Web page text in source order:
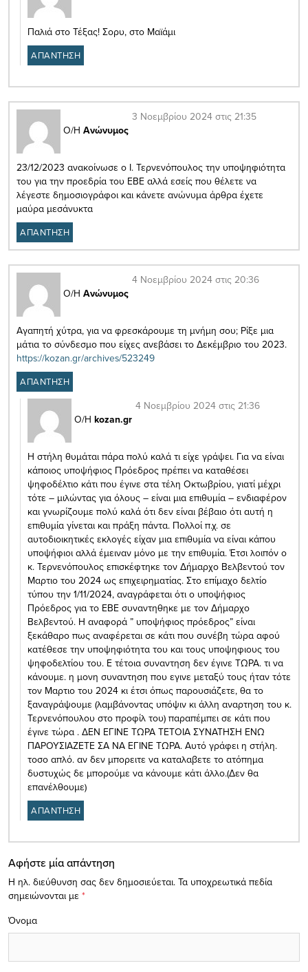
Παλιά στο Τέξας! Σορυ, στο Μαϊάμι
ΑΠΑΝΤΗΣΗ
Ο/Η Ανώνυμος
3 Νοεμβρίου 2024 στις 21:35
23/12/2023 ανακοίνωσε ο Ι. Τερνενόπουλος την υποψηφιότητα
του για την προεδρία του ΕΒΕ αλλά εσείς που θέλετε να
λέγεστε δημοσιογράφοι και κάνετε ανώνυμα άρθρα έχετε
μαύρα μεσάνυκτα
ΑΠΑΝΤΗΣΗ
Ο/Η Ανώνυμος
4 Νοεμβρίου 2024 στις 20:36
Αγαπητή χύτρα, για να φρεσκάρουμε τη μνήμη σου; Ρίξε μια
μάτια το σύνδεσμο που είχες ανεβάσει το Δεκέμβριο του 2023.
https://kozan.gr/archives/523249
ΑΠΑΝΤΗΣΗ
Ο/Η kozan.gr
4 Νοεμβρίου 2024 στις 21:36
Η στήλη θυμάται πάρα πολύ καλά τι είχε γράψει. Για να είναι
κάποιος υποψήφιος Πρόεδρος πρέπει να καταθέσει
ψηφοδέλτιο κάτι που έγινε στα τέλη Οκτωβρίου, γιατί μέχρι
τότε – μιλώντας για όλους – είναι μια επιθυμία – ενδιαφέρον
και γνωρίζουμε πολύ καλά ότι δεν είναι βέβαιο ότι αυτή η
επιθυμία γίνεται και πράξη πάντα. Πολλοί π.χ. σε
αυτοδιοικητικές εκλογές είχαν μια επιθυμία να είναι κάπου
υποψήφιοι αλλά έμειναν μόνο με την επιθυμία. Έτσι λοιπόν ο
κ. Τερνενόπουλος επισκέφτηκε τον Δήμαρχο Βελβεντού τον
Μαρτιο του 2024 ως επιχειρηματίας. Στο επίμαχο δελτίο
τύπου την 1/11/2024, αναγράφεται ότι ο υποψήφιος
Πρόεδρος για το ΕΒΕ συναντηθηκε με τον Δήμαρχο
Βελβεντού. Η αναφορά ” υποψήφιος πρόεδρος” είναι
ξεκάθαρο πως αναφέρεται σε κάτι που συνέβη τώρα αφού
κατέθεσε την υποψηφιότητα του και τους υποψηφιους του
ψηφοδελτίου του. Ε τέτοια συναντηση δεν έγινε ΤΩΡΑ. τι να
κάνουμε. η μονη συναντηση που εγινε μεταξύ τους ήταν τότε
τον Μαρτιο του 2024 κι έτσι όπως παρουσιάζετε, θα το
ξαναγράψουμε (λαμβάνοντας υπόψιν κι άλλη αναρτηση του κ.
Τερνενόπουλου στο προφίλ του) παραπέμπει σε κάτι που
έγινε τώρα . ΔΕΝ ΕΓΙΝΕ ΤΩΡΑ ΤΕΤΟΙΑ ΣΥΝΑΤΗΣΗ ΕΝΩ
ΠΑΡΟΥΣΙΑΖΕΤΕ ΣΑ ΝΑ ΕΓΙΝΕ ΤΩΡΑ. Αυτό γράφει η στήλη.
τοσο απλό. αν δεν μπορειτε να καταλαβετε το ατόπημα
δυστυχώς δε μπορούμε να κάνουμε κάτι άλλο.(Δεν θα
επανέλθουμε)
ΑΠΑΝΤΗΣΗ
Αφήστε μία απάντηση
Η ηλ. διεύθυνση σας δεν δημοσιεύεται. Τα υποχρεωτικά πεδία
σημειώνονται με *
Όνομα